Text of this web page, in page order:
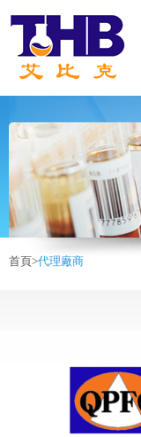
首頁>代理廠商